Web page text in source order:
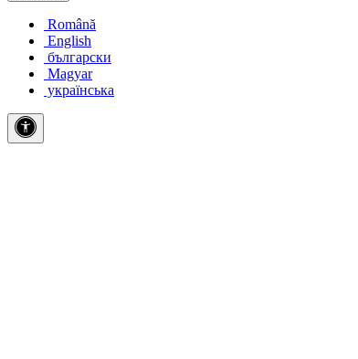
Română
English
български
Magyar
українська